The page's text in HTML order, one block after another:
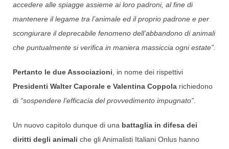
accedere alle spiagge assieme ai loro padroni, al fine di
mantenere il legame tra l’animale ed il proprio padrone e per
scongiurare il deprecabile fenomeno dell’abbandono di animali
che puntualmente si verifica in maniera massiccia ogni estate”.
Pertanto le due Associazioni , in nome dei rispettivi
Presidenti Walter Caporale e Valentina Coppola richiedono
di “sospendere l’efficacia del provvedimento impugnato”
Un nuovo capitolo dunque di una battaglia in difesa dei
diritti degli animali che gli Animalisti Italiani Onlus hanno